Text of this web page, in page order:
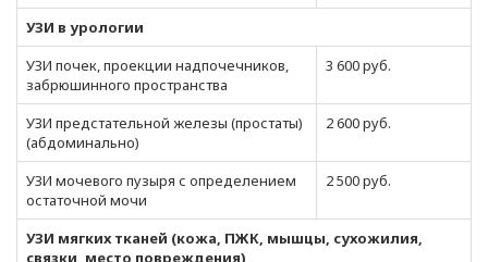
УЗИ в урологии
УЗИ почек, проекции надпочечников,
забрюшинного пространства
3 600 руб.
УЗИ предстательной железы (простаты)
(абдоминально)
2 600 руб.
УЗИ мочевого пузыря с определением
остаточной мочи
2 500 руб.
УЗИ мягких тканей (кожа, ПЖК, мышцы, сухожилия,
связки, место повреждения)